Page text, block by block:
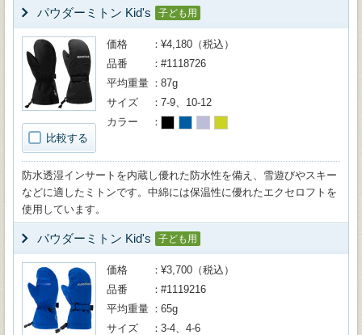
パウダーミトン Kid's 子ども用
比較する
価格
¥4,180（税込）
品番
#1118726
平均重量
87g
サイズ
7-9、10-12
カラー
防水透湿インサートを内蔵し優れた防水性を備え、雪遊びやスキー
などに適したミトンです。中綿には保温性に優れたエクセロフトを
使用しています。
パウダーミトン Kid's 子ども用
価格
¥3,700（税込）
品番
#1119216
平均重量
65g
サイズ
3-4、4-6